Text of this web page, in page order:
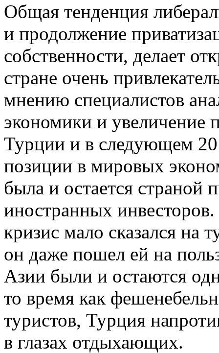
Общая тенденция
и продолжение
собственности, делает
стране очень
мнению специалистов
экономики и увеличение
Турции и в следующем
позиции в мировых
была и остается страной
иностранных
кризис мало сказался на
он даже пошел ей на
Азии были и остаются
то время как
туристов, Турция
в глазах отдыхающих.